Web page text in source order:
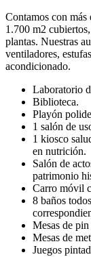
Contamos con
1.700 m2
plantas. Nuestras
ventiladores,
acondicionado.
Laboratorio
Biblioteca.
Playón
1 salón de
1 kiosco
en nutrición.
Salón de
patrimonio
Carro móvil
8 baños
Mesas de pin
Mesas de
Juegos